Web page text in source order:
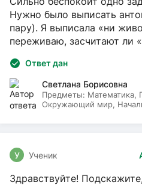
Нужно было выписать
пару). Я выписала «ни
переживаю, засчитают ли
Ответ дан
Светлана Борисовна
Предметы: Математика,
Окружающий мир,
У Ученик
Здравствуйте!